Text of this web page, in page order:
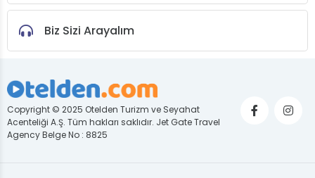
Biz Sizi Arayalım
Copyright © 2025 Otelden Turizm ve Seyahat
Acenteliği A.Ş. Tüm hakları saklıdır. Jet Gate Travel
Agency Belge No : 8825